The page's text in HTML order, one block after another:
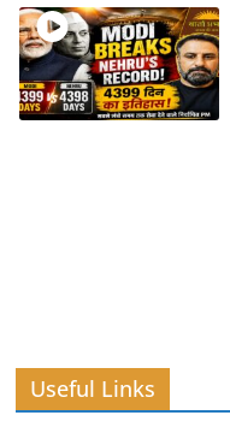
Useful Links